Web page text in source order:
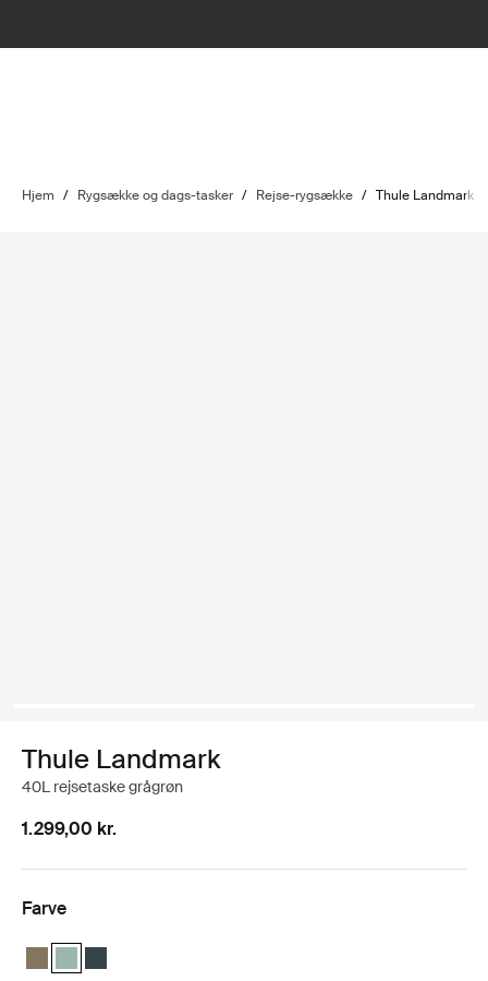
Hjem / Rygsække og dags-tasker / Rejse-rygsække / Thule Landmark
Thule Landmark
40L rejsetaske grågrøn
1.299,00 kr.
Farve
Thule Landmark 40L Dyb khaki
Thule Landmark 40L Hazy Green (selected)
Thule Landmark 40L Mørkeste blå